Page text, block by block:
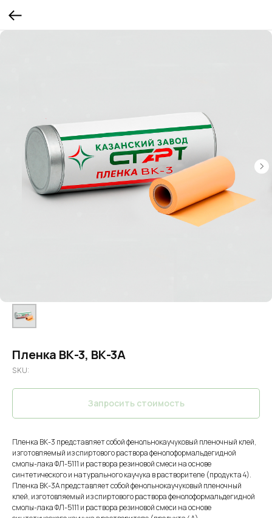
Пленка ВК-3, ВК-3А
SKU:
Запросить стоимость
Пленка ВК-3 представляет собой фенольнокаучуковый пленочный клей,
изготовляемый из спиртового раствора фенолоформальдегидной
смолы-лака ФЛ-5111 и раствора резиновой смеси на основе
синтетического и натурального каучука в растворителе (продукта 4).
Пленка ВК-3А представляет собой фенольнокаучуковый пленочный
клей, изготовляемый из спиртового раствора фенолоформальдегидной
смолы-лака ФЛ-5111 и раствора резиновой смеси на основе